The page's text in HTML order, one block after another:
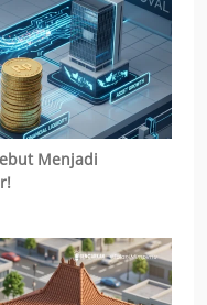
Menjadi